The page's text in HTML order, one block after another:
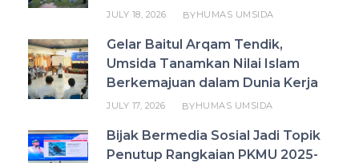
JULY 18, 2026 BYHUMAS UMSIDA
Gelar Baitul Arqam Tendik,
Umsida Tanamkan Nilai Islam
Berkemajuan dalam Dunia Kerja
JULY 17, 2026 BYHUMAS UMSIDA
Bijak Bermedia Sosial Jadi Topik
Penutup Rangkaian PKMU 2025-